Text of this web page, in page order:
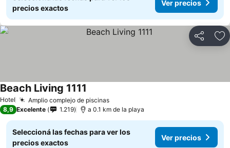
precios exactos
Ver precios
Compartir
Hotel Amplio complejo de piscinasVer precios
Beach Living 1111
8,9 Excelente 1.219 a 0.1 km de la playa
Seleccioná las fechas para ver los
precios exactos
Ver precios